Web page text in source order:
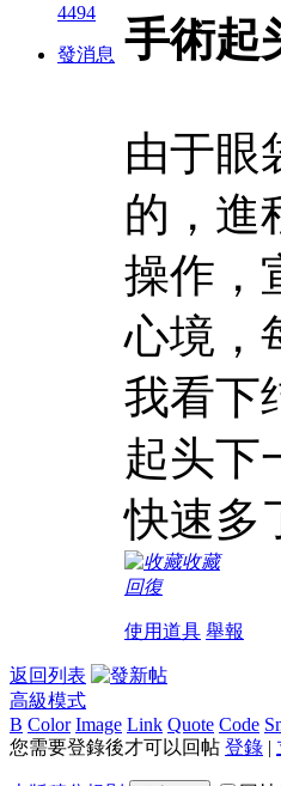
4494
發消息 手術起
由于眼
的，進
操作，
心境，
我看下
起头下
快速多
收藏
回復
使用道具 舉報
返回列表
高級模式
B Color Image Link Quote Code
您需要登錄後才可以回帖 登錄 |